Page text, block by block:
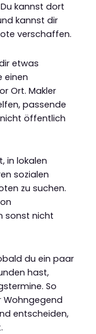
kannst dort
kannst dir
verschaffen.
etwas
einen
Ort. Makler
passende
öffentlich
in lokalen
sozialen
zu suchen.
sonst nicht
du ein paar
hast,
So
Wohngegend
entscheiden,